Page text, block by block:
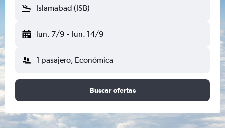
Islamabad (ISB)
lun. 7/9 - lun. 14/9
1 pasajero, Económica
Buscar ofertas